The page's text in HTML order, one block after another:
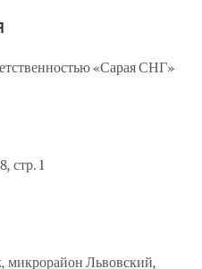
«Сарая СНГ»
стр. 1
микрорайон Львовский,